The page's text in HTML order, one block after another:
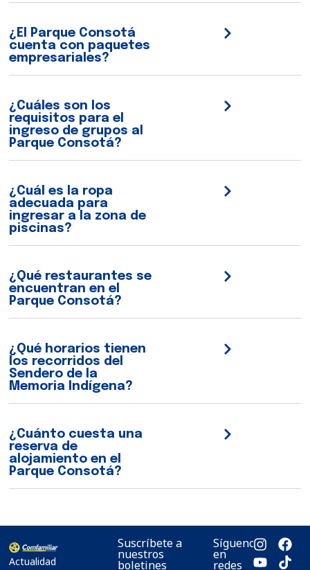
¿El Parque Consotá
cuenta con paquetes
empresariales?
¿Cuáles son los
requisitos para el
ingreso de grupos al
Parque Consotá?
¿Cuál es la ropa
adecuada para
ingresar a la zona de
piscinas?
¿Qué restaurantes se
encuentran en el
Parque Consotá?
¿Qué horarios tienen
los recorridos del
Sendero de la
Memoria Indígena?
¿Cuánto cuesta una
reserva de
alojamiento en el
Parque Consotá?
Actualidad
Suscríbete a
nuestros
boletines
Síguenos
en
redes